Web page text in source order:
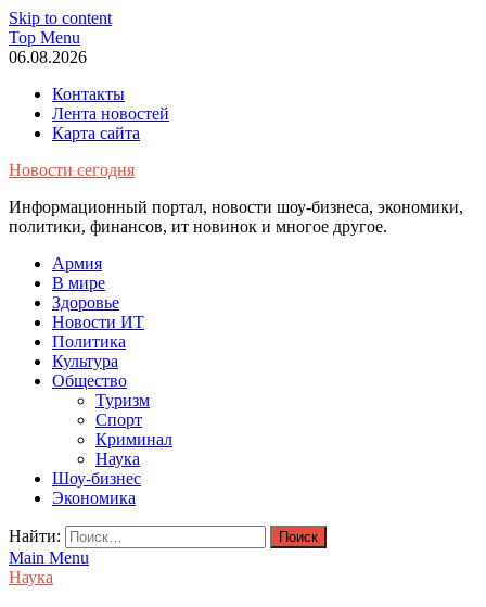
Skip to content
Top Menu
06.08.2026
Контакты
Лента новостей
Карта сайта
Новости сегодня
Информационный портал, новости шоу-бизнеса, экономики,
политики, финансов, ит новинок и многое другое.
Армия
В мире
Здоровье
Новости ИТ
Политика
Культура
Общество
Туризм
Спорт
Криминал
Наука
Шоу-бизнес
Экономика
Найти:
Main Menu
Наука